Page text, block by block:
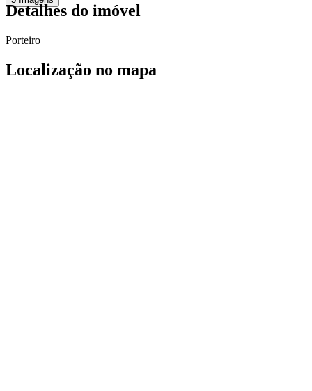
Detalhes do imóvel
Porteiro
Localização no mapa